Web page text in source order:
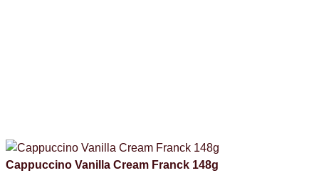
Cappuccino Vanilla Cream Franck 148g